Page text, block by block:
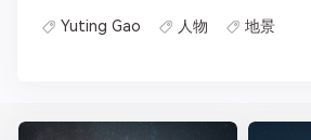
Yuting Gao 人物 地景